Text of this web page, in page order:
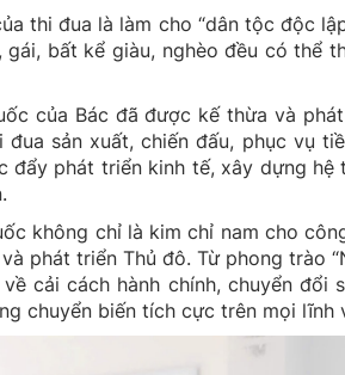
thi đua là làm cho “dân tộc độc
bất kể giàu, nghèo đều có thể
của Bác đã được kế thừa và
sản xuất, chiến đấu, phục vụ
phát triển kinh tế, xây dựng
không chỉ là kim chỉ nam cho
phát triển Thủ đô. Từ phong trào
cải cách hành chính, chuyển đổi
chuyển biến tích cực trên mọi lĩnh